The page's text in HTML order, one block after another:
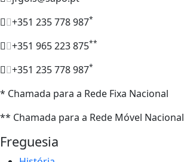
+351 235 778 987*
+351 965 223 875**
+351 235 778 987*
* Chamada para a Rede Fixa Nacional
** Chamada para a Rede Móvel Nacional
Freguesia